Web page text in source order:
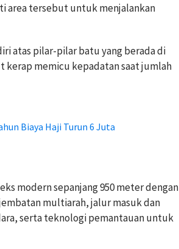
area tersebut untuk menjalankan
atas pilar-pilar batu yang berada di
kerap memicu kepadatan saat jumlah
Biaya Haji Turun 6 Juta
modern sepanjang 950 meter dengan
multiarah, jalur masuk dan
serta teknologi pemantauan untuk